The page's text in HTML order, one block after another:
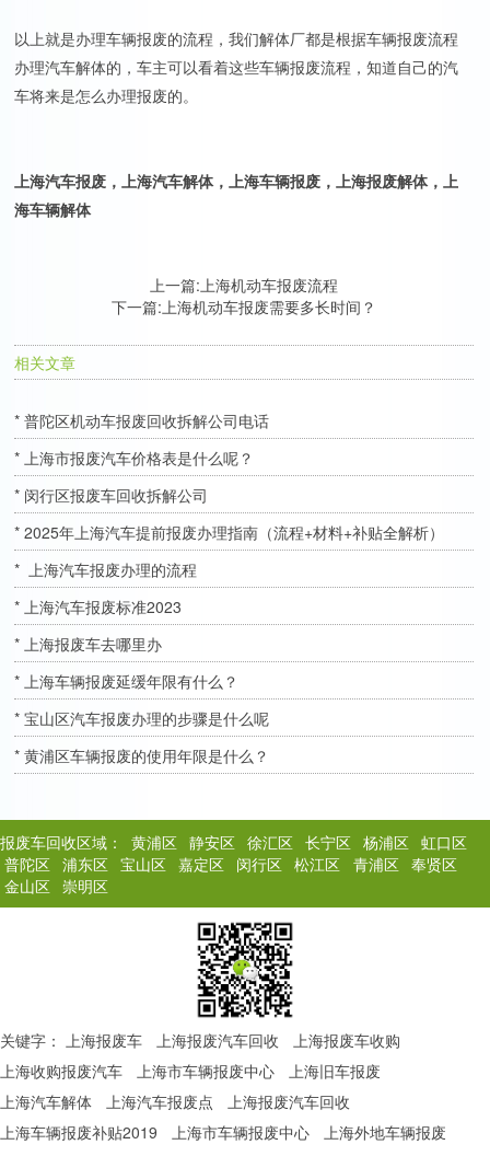
以上就是办理车辆报废的流程，我们解体厂都是根据车辆报废流程
办理汽车解体的，车主可以看着这些车辆报废流程，知道自己的汽
车将来是怎么办理报废的。
上海汽车报废，上海汽车解体，上海车辆报废，上海报废解体，上
海车辆解体
上一篇: 上海机动车报废流程
下一篇: 上海机动车报废需要多长时间？
相关文章
* 普陀区机动车报废回收拆解公司电话
* 上海市报废汽车价格表是什么呢？
* 闵行区报废车回收拆解公司
* 2025年上海汽车提前报废办理指南（流程+材料+补贴全解析）
* 上海汽车报废办理的流程
* 上海汽车报废标准2023
* 上海报废车去哪里办
* 上海车辆报废延缓年限有什么？
* 宝山区汽车报废办理的步骤是什么呢
* 黄浦区车辆报废的使用年限是什么？
报废车回收区域： 黄浦区 静安区 徐汇区 长宁区 杨浦区 虹口区
普陀区 浦东区 宝山区 嘉定区 闵行区 松江区 青浦区 奉贤区
金山区 崇明区
关键字： 上海报废车 上海报废汽车回收
上海报废车收购
上海收购报废汽车
上海市车辆报废中心
上海旧车报废
上海汽车解体
上海汽车报废点
上海报废汽车回收
上海车辆报废补贴2019
上海市车辆报废中心
上海外地车辆报废